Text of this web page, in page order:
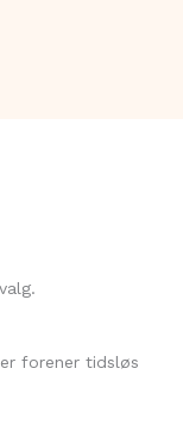
forener tidsløs